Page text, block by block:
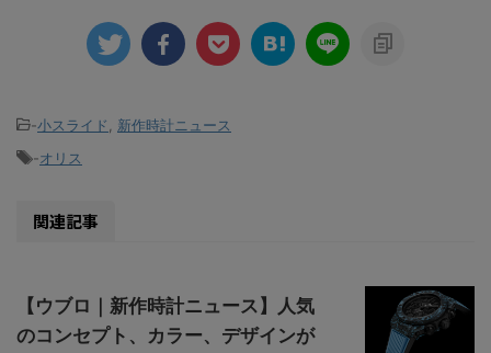
-小スライド
新作時計ニュース
-オリス
関連記事
【ウブロ｜新作時計ニュース】人気
のコンセプト、カラー、デザインが